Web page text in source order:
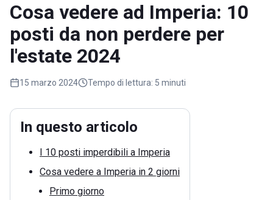
Cosa vedere ad Imperia: 10
posti da non perdere per
l'estate 2024
15 marzo 2024 Tempo di lettura: 5 minuti
In questo articolo
I 10 posti imperdibili a Imperia
Cosa vedere a Imperia in 2 giorni
Primo giorno